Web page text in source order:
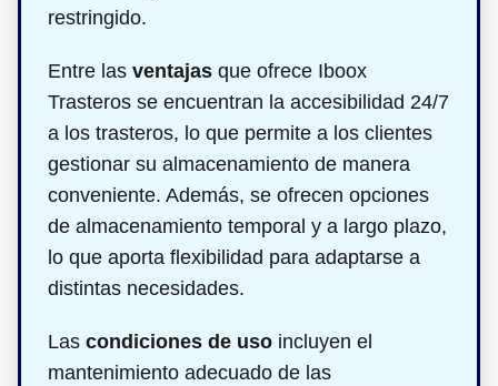
restringido.
Entre las ventajas que ofrece Iboox
Trasteros se encuentran la accesibilidad 24/7
a los trasteros, lo que permite a los clientes
gestionar su almacenamiento de manera
conveniente. Además, se ofrecen opciones
de almacenamiento temporal y a largo plazo,
lo que aporta flexibilidad para adaptarse a
distintas necesidades.
Las condiciones de uso incluyen el
mantenimiento adecuado de las